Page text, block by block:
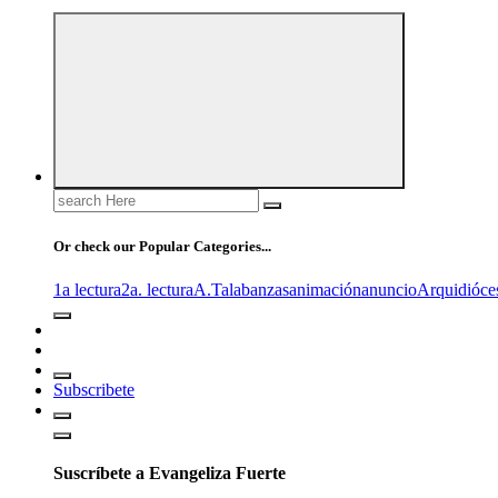
Search
for:
Or check our Popular Categories...
1a lectura2a. lecturaA.Talabanzasanimaciónanuncio
Subscribete
Suscríbete a Evangeliza Fuerte